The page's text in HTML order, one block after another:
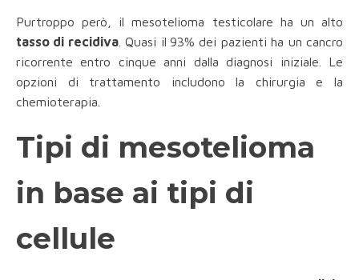
Purtroppo però, il mesotelioma testicolare ha un alto
tasso di recidiva. Quasi il 93% dei pazienti ha un cancro
ricorrente entro cinque anni dalla diagnosi iniziale. Le
opzioni di trattamento includono la chirurgia e la
chemioterapia.
Tipi di mesotelioma
in base ai tipi di
cellule